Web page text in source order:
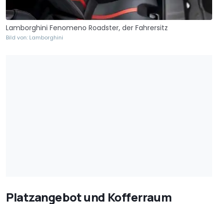
Lamborghini Fenomeno Roadster, der Fahrersitz
Bild von: Lamborghini
Platzangebot und Kofferraum